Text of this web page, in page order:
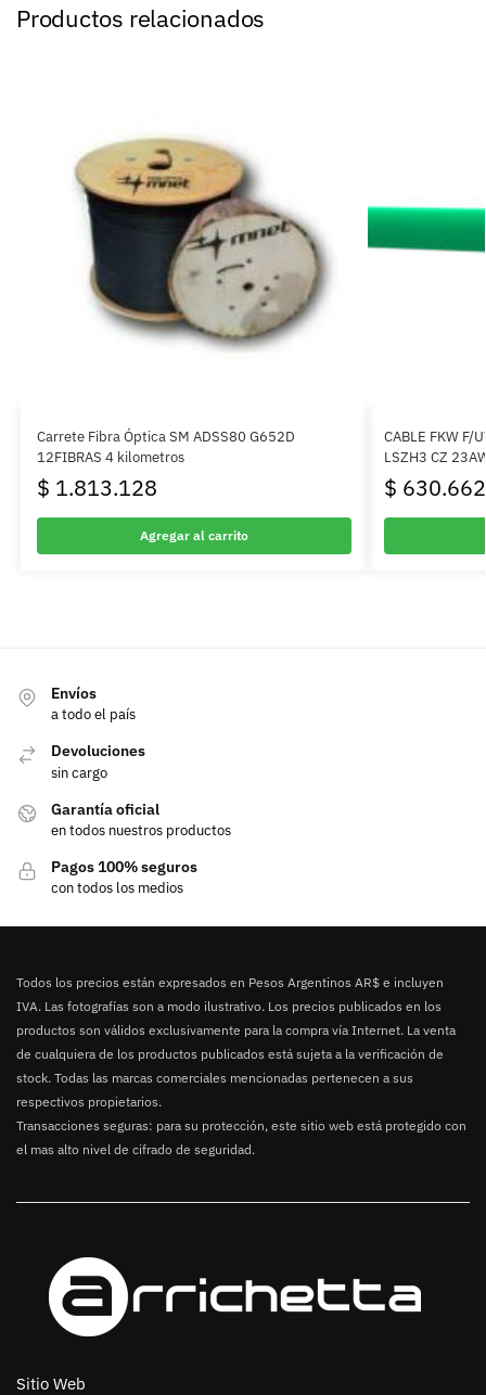
Productos relacionados
Carrete Fibra Óptica SM ADSS80 G652D
12FIBRAS 4 kilometros
$ 1.813.128
Agregar al carrito
CABLE FKW F/
LSZH3 CZ
$ 630.662
Envíos
a todo el país
Devoluciones
sin cargo
Garantía oficial
en todos nuestros productos
Pagos 100% seguros
con todos los medios
Todos los precios están expresados en Pesos Argentinos AR$ e incluyen
IVA. Las fotografías son a modo ilustrativo. Los precios publicados en los
productos son válidos exclusivamente para la compra vía Internet. La venta
de cualquiera de los productos publicados está sujeta a la verificación de
stock. Todas las marcas comerciales mencionadas pertenecen a sus
respectivos propietarios.
Transacciones seguras: para su protección, este sitio web está protegido con
el mas alto nivel de cifrado de seguridad.
Sitio Web